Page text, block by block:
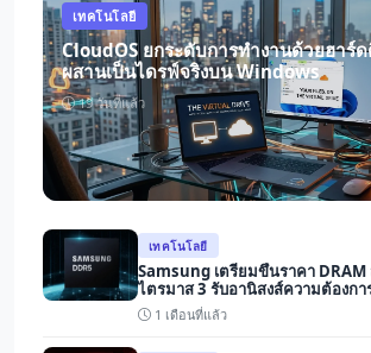
เทคโนโลยี
CloudOS ยกระดับการทำงานด้วยฮาร์
ผสานเป็นไดรฟ์จริงบน Windows
19 วันที่แล้ว
เทคโนโลยี
Samsung เตรียมขึ้นราคา DRAM
ไตรมาส 3 รับอานิสงส์ความต้องกา
1 เดือนที่แล้ว